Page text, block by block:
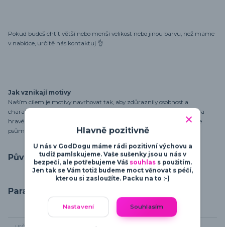
Pokud budeš chtít větší nebo menší velikost nebo jinou barvu, než máme
v nabídce, určitě nás kontaktuj 👌
Jak vznikají motivy
Naším cílem je motivy navrhovat tak, aby zdůraznily osobnost a
charakter psů. Od minimalistických a moderních designů po vtipné a
hravé motivy - najdeš zde vše, co potřebuješ pro vyjádření své lásky ke
psům.
Původ zboží
Parametry
Hlavně pozitivně
U nás v GodDogu máme rádi pozitivní výchovu a
tudíž pamlskujeme. Vaše sušenky jsou u nás v
bezpečí, ale potřebujeme Váš souhlass použitím.
Jen tak se Vám totiž budeme moct věnovat s péčí,
kterou si zasloužíte. Packu na to :-)
Nastavení Souhlasím